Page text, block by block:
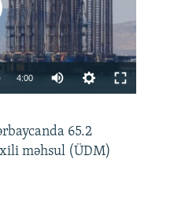
360p 480p
available
4:00
360p
480p
65.2
məhsul (ÜDM)